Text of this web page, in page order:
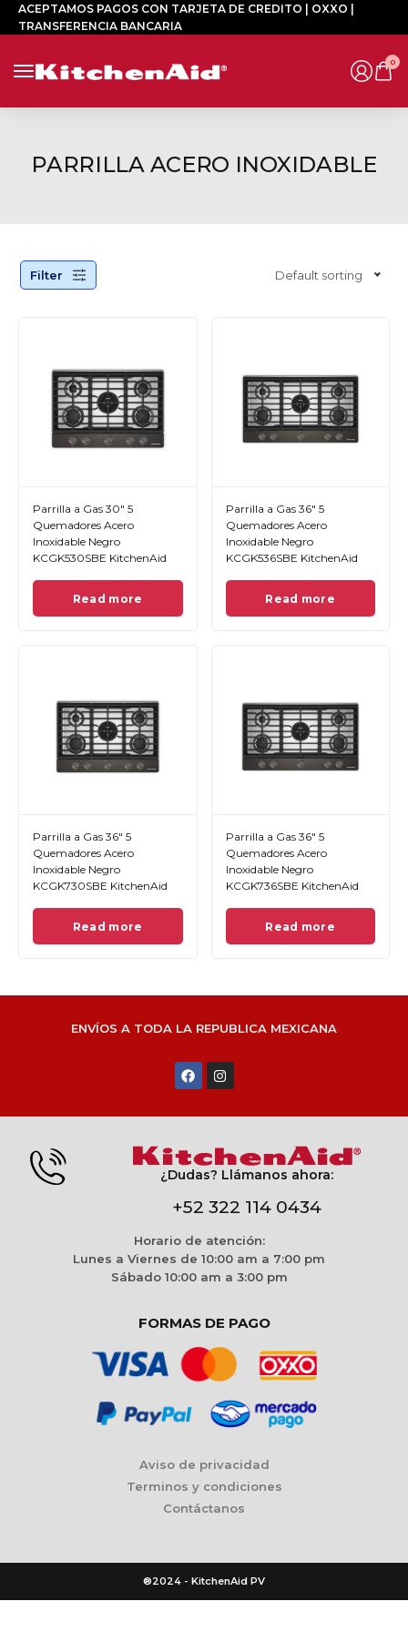
ACEPTAMOS PAGOS CON TARJETA DE CREDITO | OXXO |
TRANSFERENCIA BANCARIA
0
PARRILLA ACERO INOXIDABLE
Filter Default sorting
Parrilla a Gas 30" 5
Quemadores Acero
Inoxidable Negro
KCGK530SBE KitchenAid
Read more
Parrilla a Gas 36" 5
Quemadores Acero
Inoxidable Negro
KCGK536SBE KitchenAid
Read more
Parrilla a Gas 36" 5
Quemadores Acero
Inoxidable Negro
KCGK730SBE KitchenAid
Read more
Parrilla a Gas 36" 5
Quemadores Acero
Inoxidable Negro
KCGK736SBE KitchenAid
Read more
ENVÍOS A TODA LA REPUBLICA MEXICANA
¿Dudas? Llámanos ahora:
+52 322 114 0434
Horario de atención:
Lunes a Viernes de 10:00 am a 7:00 pm
Sábado 10:00 am a 3:00 pm
FORMAS DE PAGO
Aviso de privacidad
Terminos y condiciones
Contáctanos
®2024 - KitchenAid PV